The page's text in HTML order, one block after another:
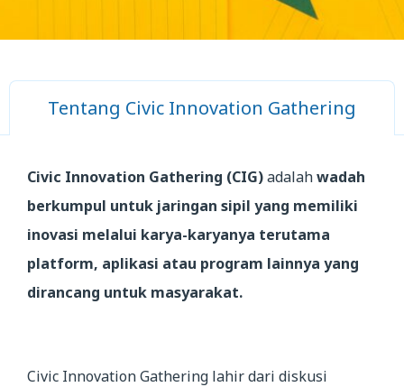
Tentang Civic Innovation Gathering
Civic Innovation Gathering (CIG)adalahwadah
berkumpul untuk jaringan sipil yang memiliki
inovasi melalui karya-karyanya terutama
platform, aplikasi atau program lainnya yang
dirancang untuk masyarakat.
Civic Innovation Gathering lahir dari diskusi